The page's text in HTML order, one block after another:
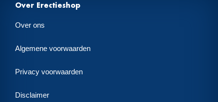
Over Erectieshop
Over ons
Algemene voorwaarden
Privacy voorwaarden
Disclaimer